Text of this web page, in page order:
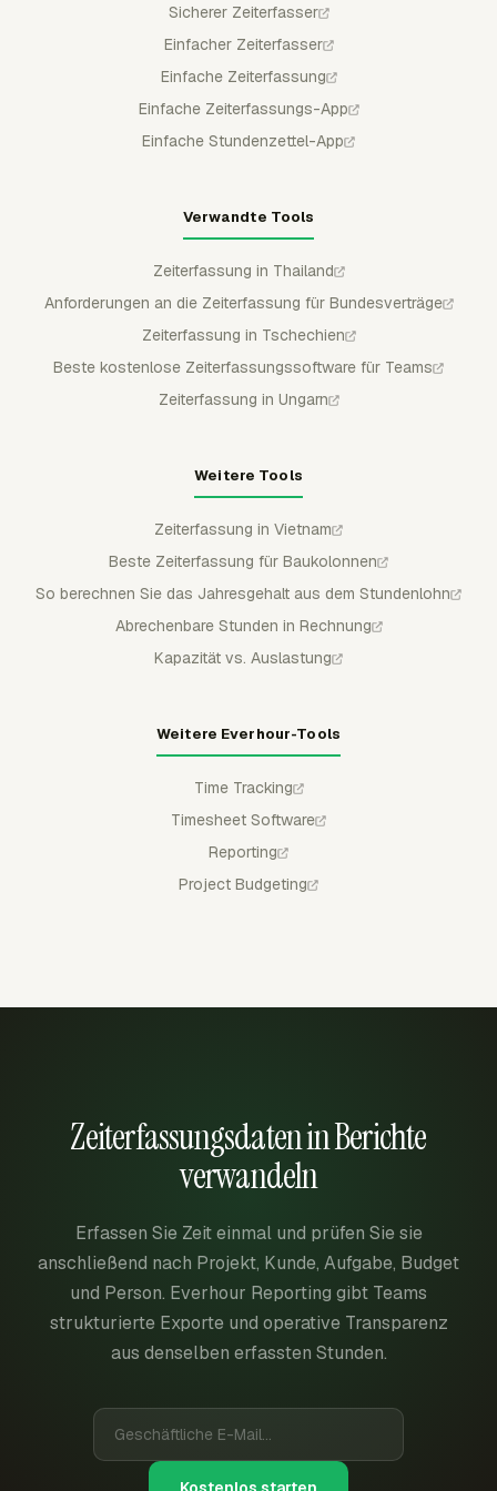
Sicherer Zeiterfasser
Einfacher Zeiterfasser
Einfache Zeiterfassung
Einfache Zeiterfassungs-App
Einfache Stundenzettel-App
Verwandte Tools
Zeiterfassung in Thailand
Anforderungen an die Zeiterfassung für Bundesverträge
Zeiterfassung in Tschechien
Beste kostenlose Zeiterfassungssoftware für Teams
Zeiterfassung in Ungarn
Weitere Tools
Zeiterfassung in Vietnam
Beste Zeiterfassung für Baukolonnen
So berechnen Sie das Jahresgehalt aus dem Stundenlohn
Abrechenbare Stunden in Rechnung
Kapazität vs. Auslastung
Weitere Everhour-Tools
Time Tracking
Timesheet Software
Reporting
Project Budgeting
Zeiterfassungsdaten in Berichte
verwandeln
Erfassen Sie Zeit einmal und prüfen Sie sie
anschließend nach Projekt, Kunde, Aufgabe, Budget
und Person. Everhour Reporting gibt Teams
strukturierte Exporte und operative Transparenz
aus denselben erfassten Stunden.